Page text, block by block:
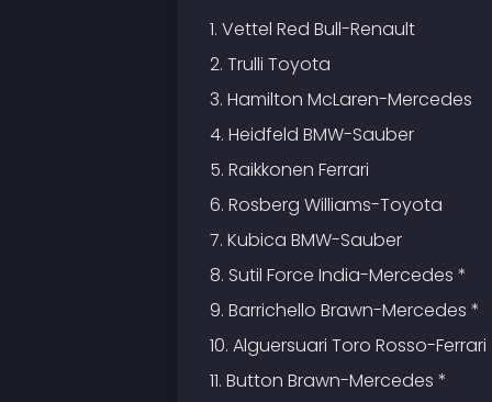
1. Vettel Red Bull-Renault
2. Trulli Toyota
3. Hamilton McLaren-Mercedes
4. Heidfeld BMW-Sauber
5. Raikkonen Ferrari
6. Rosberg Williams-Toyota
7. Kubica BMW-Sauber
8. Sutil Force India-Mercedes *
9. Barrichello Brawn-Mercedes *
10. Alguersuari Toro Rosso-Ferrari
11. Button Brawn-Mercedes *